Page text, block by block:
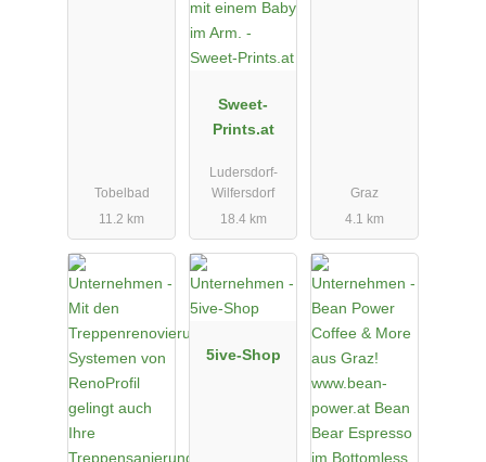
Tobelbad
11.2 km
Sweet-
Prints.at
Ludersdorf-
Wilfersdorf
18.4 km
Graz
4.1 km
5ive-Shop